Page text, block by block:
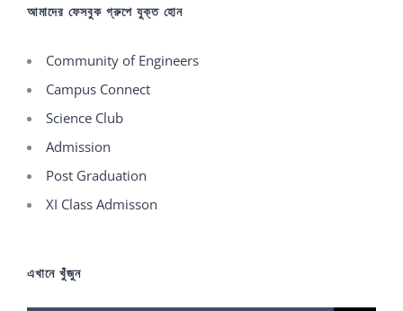
আমাদের ফেসবুক গ্রুপে যুক্ত হোন
Community of Engineers
Campus Connect
Science Club
Admission
Post Graduation
XI Class Admisson
এখানে খুঁজুন